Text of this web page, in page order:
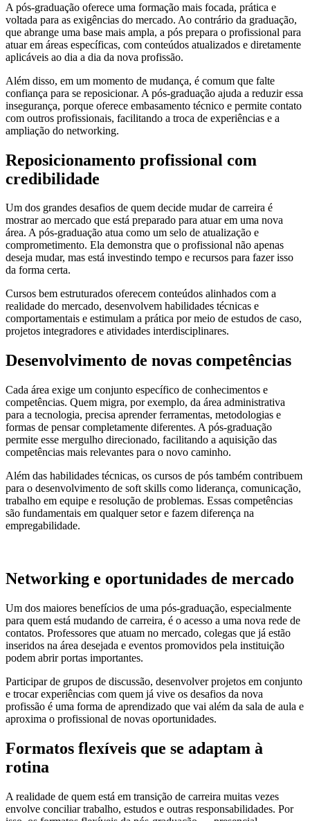
A pós-graduação oferece uma formação mais focada, prática e
voltada para as exigências do mercado. Ao contrário da graduação,
que abrange uma base mais ampla, a pós prepara o profissional para
atuar em áreas específicas, com conteúdos atualizados e diretamente
aplicáveis ao dia a dia da nova profissão.
Além disso, em um momento de mudança, é comum que falte
confiança para se reposicionar. A pós-graduação ajuda a reduzir essa
insegurança, porque oferece embasamento técnico e permite contato
com outros profissionais, facilitando a troca de experiências e a
ampliação do networking.
Reposicionamento profissional com
credibilidade
Um dos grandes desafios de quem decide mudar de carreira é
mostrar ao mercado que está preparado para atuar em uma nova
área. A pós-graduação atua como um selo de atualização e
comprometimento. Ela demonstra que o profissional não apenas
deseja mudar, mas está investindo tempo e recursos para fazer isso
da forma certa.
Cursos bem estruturados oferecem conteúdos alinhados com a
realidade do mercado, desenvolvem habilidades técnicas e
comportamentais e estimulam a prática por meio de estudos de caso,
projetos integradores e atividades interdisciplinares.
Desenvolvimento de novas competências
Cada área exige um conjunto específico de conhecimentos e
competências. Quem migra, por exemplo, da área administrativa
para a tecnologia, precisa aprender ferramentas, metodologias e
formas de pensar completamente diferentes. A pós-graduação
permite esse mergulho direcionado, facilitando a aquisição das
competências mais relevantes para o novo caminho.
Além das habilidades técnicas, os cursos de pós também contribuem
para o desenvolvimento de soft skills como liderança, comunicação,
trabalho em equipe e resolução de problemas. Essas competências
são fundamentais em qualquer setor e fazem diferença na
empregabilidade.
Networking e oportunidades de mercado
Um dos maiores benefícios de uma pós-graduação, especialmente
para quem está mudando de carreira, é o acesso a uma nova rede de
contatos. Professores que atuam no mercado, colegas que já estão
inseridos na área desejada e eventos promovidos pela instituição
podem abrir portas importantes.
Participar de grupos de discussão, desenvolver projetos em conjunto
e trocar experiências com quem já vive os desafios da nova
profissão é uma forma de aprendizado que vai além da sala de aula e
aproxima o profissional de novas oportunidades.
Formatos flexíveis que se adaptam à
rotina
A realidade de quem está em transição de carreira muitas vezes
envolve conciliar trabalho, estudos e outras responsabilidades. Por